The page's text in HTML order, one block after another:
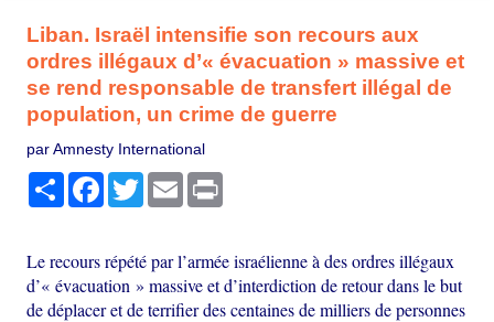
Liban. Israël intensifie son recours aux
ordres illégaux d’« évacuation » massive et
se rend responsable de transfert illégal de
population, un crime de guerre
par Amnesty International
PartagerFacebook
TwitterEmail
Le recours répété par l’armée israélienne à des ordres illégaux
d’« évacuation » massive et d’interdiction de retour dans le but
de déplacer et de terrifier des centaines de milliers de personnes